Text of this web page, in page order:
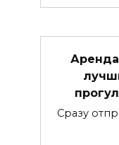
Сразу